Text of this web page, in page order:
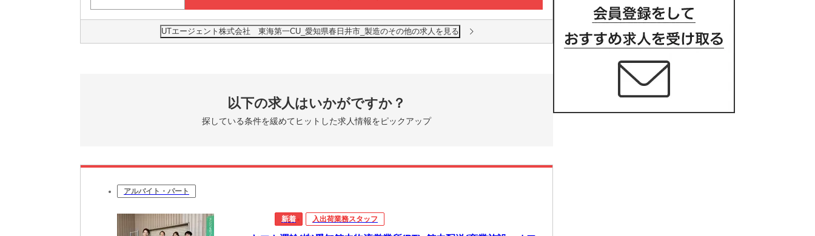
UTエージェント株式会社 東海第一CU_愛知県春日井市_製造のその他の求人を見る
以下の求人はいかがですか？
探している条件を緩めてヒットした求人情報をピックアップ
アルバイト・パート
新着 入出荷業務スタッフ